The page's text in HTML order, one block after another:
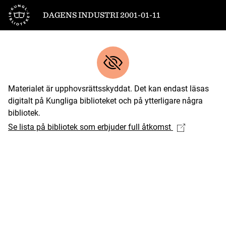
Till startsidan
DAGENS INDUSTRI 2001-01-11
Materialet är upphovsrättsskyddat. Det kan endast läsas
digitalt på Kungliga biblioteket och på ytterligare några
bibliotek.
Se lista på bibliotek som erbjuder full åtkomst